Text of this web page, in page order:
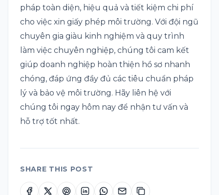
pháp toàn diện, hiệu quả và tiết kiệm chi phí
cho việc xin giấy phép môi trường. Với đội ngũ
chuyên gia giàu kinh nghiệm và quy trình
làm việc chuyên nghiệp, chúng tôi cam kết
giúp doanh nghiệp hoàn thiện hồ sơ nhanh
chóng, đáp ứng đầy đủ các tiêu chuẩn pháp
lý và bảo vệ môi trường. Hãy liên hệ với
chúng tôi ngay hôm nay để nhận tư vấn và
hỗ trợ tốt nhất.
SHARE THIS POST